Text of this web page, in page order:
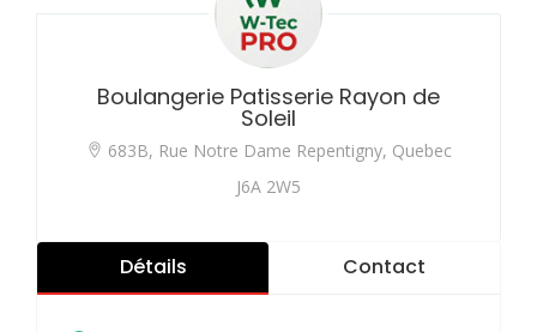
Boulangerie Patisserie Rayon de
Soleil
683B, Rue Notre Dame Repentigny, Quebec
J6A 2W5
Détails Contact